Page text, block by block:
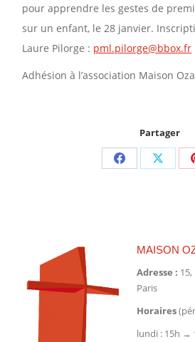
pour apprendre les gestes de
sur un enfant, le 28 janvier.
Laure Pilorge : pml.pilorge@bbox.fr
Adhésion à l’association Maison
Partager
Partager
MAISON
Adresse :
Paris
Horaires
lundi : 15h →